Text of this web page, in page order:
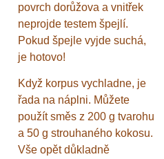
povrch dorůžova a vnitřek
neprojde testem špejlí.
Pokud špejle vyjde suchá,
je hotovo!
Když korpus vychladne, je
řada na náplni. Můžete
použít směs z 200 g tvarohu
a 50 g strouhaného kokosu.
Vše opět důkladně